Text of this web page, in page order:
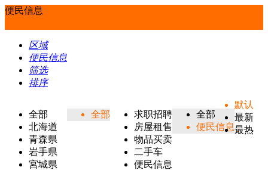
便民信息
区域
便民信息
筛选
排序
全部
北海道
青森県
岩手県
宮城県
全部
求职招聘
房屋租售
物品买卖
二手车
便民信息
全部
便民信息
默认
最新
最热